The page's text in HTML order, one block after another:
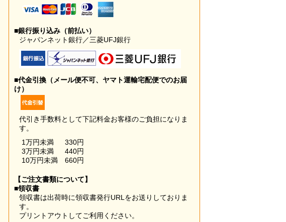
■銀行振り込み（前払い）
ジャパンネット銀行／三菱UFJ銀行
■代金引換（メール便不可、ヤマト運輸宅配便でのお届
け）
代引き手数料として下記料金お客様のご負担になりま
す。
1万円未満
330円
3万円未満
440円
10万円未満
660円
【ご注文書類について】
■領収書
領収書は出荷時に領収書発行URLをお送りしておりま
す。
プリントアウトしてご利用ください。